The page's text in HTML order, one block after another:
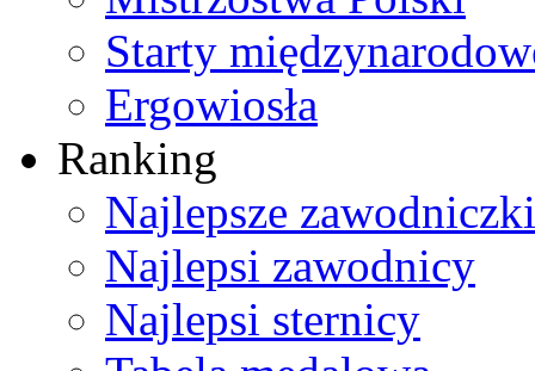
Starty
Ergowiosła
Ranking
Najlepsze zawodniczki
Najlepsi zawodnicy
Najlepsi sternicy